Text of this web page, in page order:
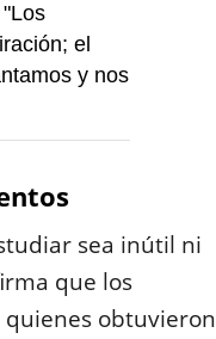
el
y nos
sea inútil ni
que los
obtuvieron